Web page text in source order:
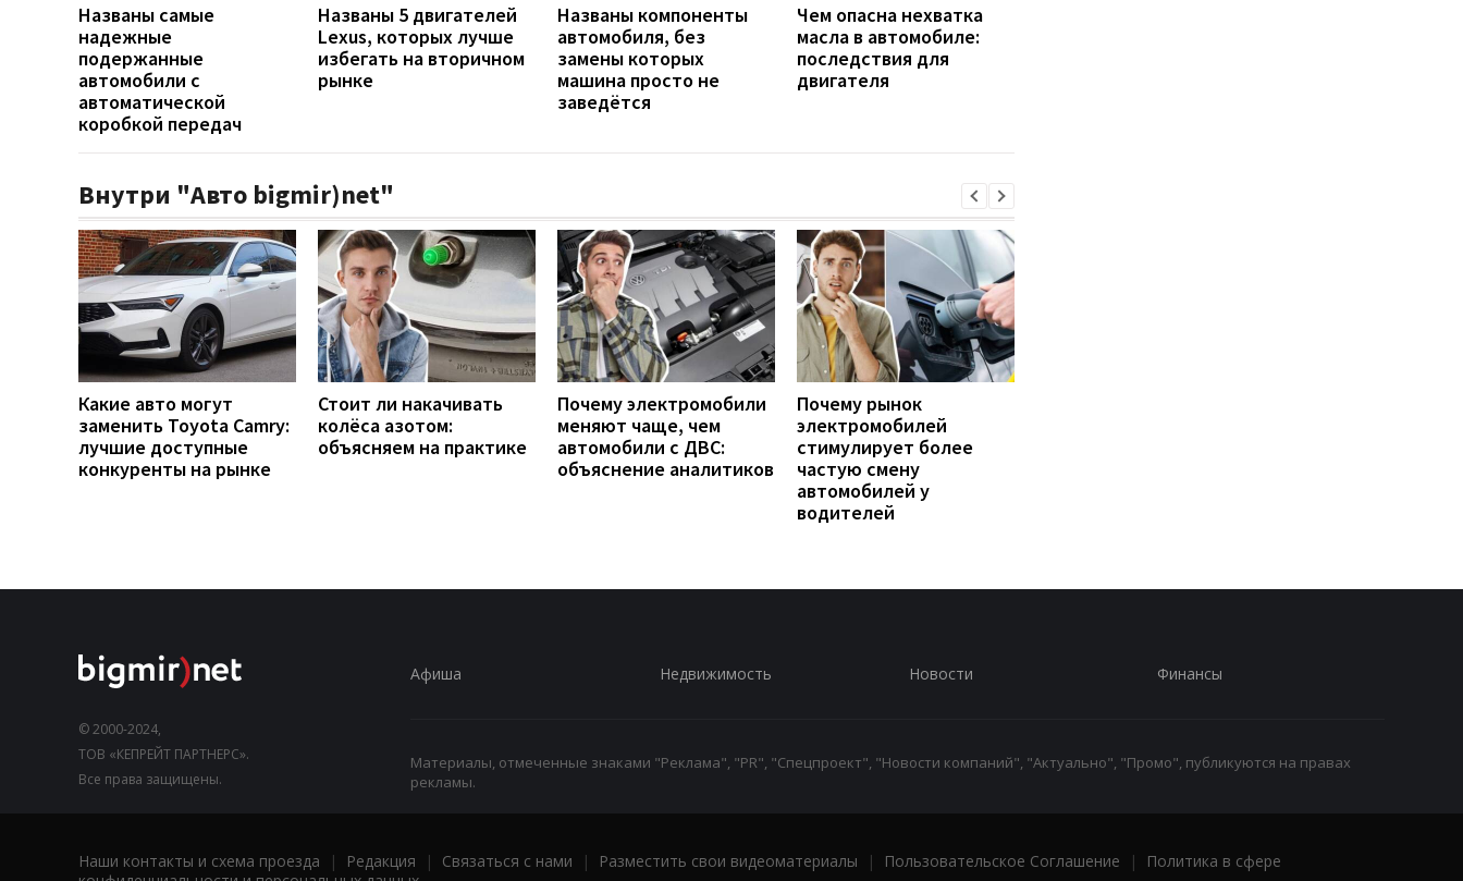
Названы самые
надежные
подержанные
автомобили с
автоматической
коробкой передач
Названы 5 двигателей
Lexus, которых лучше
избегать на вторичном
рынке
Названы компоненты
автомобиля, без
замены которых
машина просто не
заведётся
Чем опасна нехватка
масла в автомобиле:
последствия для
двигателя
Внутри "Авто bigmir)net"
Какие авто могут
заменить Toyota Camry:
лучшие доступные
конкуренты на рынке
Стоит ли накачивать
колёса азотом:
объясняем на практике
Почему электромобили
меняют чаще, чем
автомобили с ДВС:
объяснение аналитиков
Почему рынок
электромобилей
стимулирует более
частую смену
автомобилей у
водителей
© 2000-2024,
ТОВ «КЕПРЕЙТ ПАРТНЕРС».
Все права защищены.
Афиша Недвижимость Новости Финансы
Материалы, отмеченные знаками "Реклама", "PR", "Спецпроект", "Новости компаний", "Актуально", "Промо", публикуются на правах
рекламы.
Наши контакты и схема проезда | Редакция | Связаться с нами | Разместить свои видеоматериалы | Пользовательское Соглашение |
Политика в сфере